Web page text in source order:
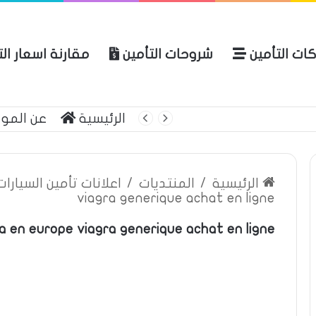
التأمين شروحات التأمين مقارنة اسعار
الرئيسية عن
الرئيسية / المنتديات / اعلانات تأمين
viagra generique achat en ligne
en europe viagra generique achat en ligne